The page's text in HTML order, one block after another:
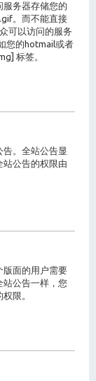
服务器存储您的
。而不能直接
可以访问的服务
您的hotmail或者
标签。
告。全站公告显
站公告的权限由
版面的用户需要
站公告一样，您
限。